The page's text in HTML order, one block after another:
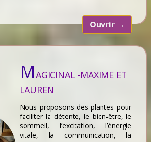
Ouvrir →
MAGICINAL -MAXIME ET
LAUREN
Nous proposons des plantes pour
faciliter la détente, le bien-être, le
sommeil, l’excitation, l’énergie
vitale, la communication, la